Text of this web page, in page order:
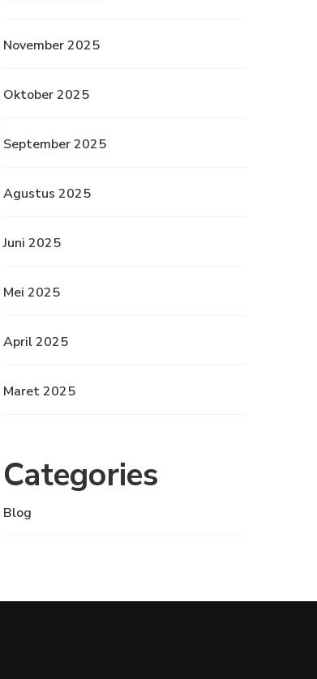
November 2025
Oktober 2025
September 2025
Agustus 2025
Juni 2025
Mei 2025
April 2025
Maret 2025
Categories
Blog